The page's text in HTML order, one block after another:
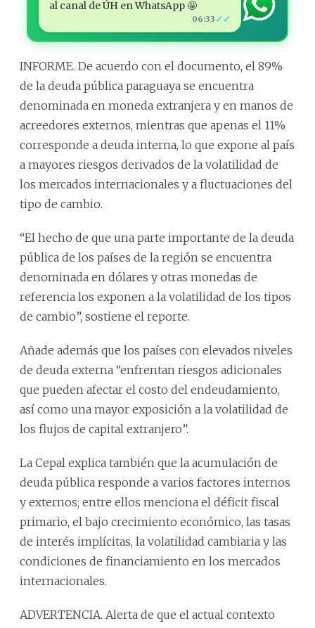
al canal de ÚH en WhatsApp 🤩
06:33 ✓✓
INFORME. De acuerdo con el documento, el 89%
de la deuda pública paraguaya se encuentra
denominada en moneda extranjera y en manos de
acreedores externos, mientras que apenas el 11%
corresponde a deuda interna, lo que expone al país
a mayores riesgos derivados de la volatilidad de
los mercados internacionales y a fluctuaciones del
tipo de cambio.
“El hecho de que una parte importante de la deuda
pública de los países de la región se encuentra
denominada en dólares y otras monedas de
referencia los exponen a la volatilidad de los tipos
de cambio”, sostiene el reporte.
Añade además que los países con elevados niveles
de deuda externa “enfrentan riesgos adicionales
que pueden afectar el costo del endeudamiento,
así como una mayor exposición a la volatilidad de
los flujos de capital extranjero”.
La Cepal explica también que la acumulación de
deuda pública responde a varios factores internos
y externos; entre ellos menciona el déficit fiscal
primario, el bajo crecimiento económico, las tasas
de interés implícitas, la volatilidad cambiaria y las
condiciones de financiamiento en los mercados
internacionales.
ADVERTENCIA. Alerta de que el actual contexto